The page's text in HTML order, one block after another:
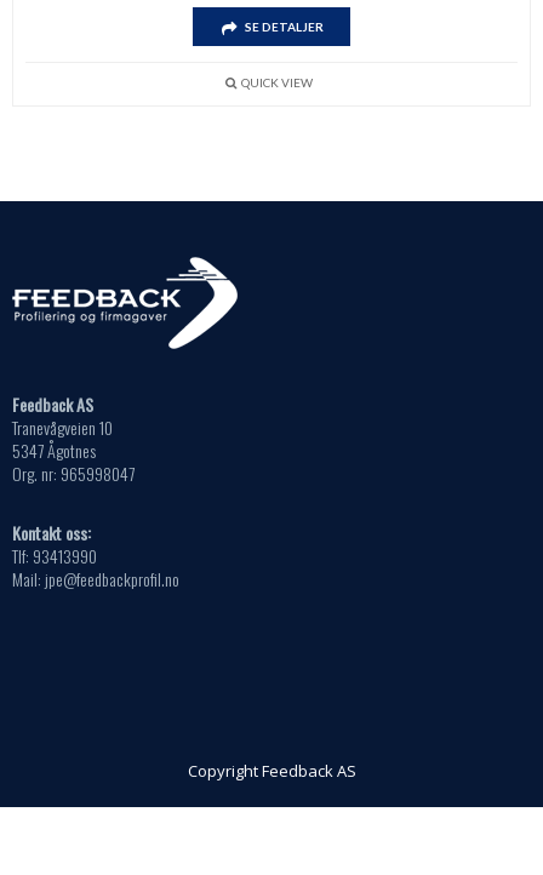
SE DETALJER
QUICK VIEW
Feedback AS
Tranevågveien 10
5347 Ågotnes
Org. nr: 965998047
Kontakt oss:
Tlf: 93413990
Mail: jpe@feedbackprofil.no
Copyright Feedback AS